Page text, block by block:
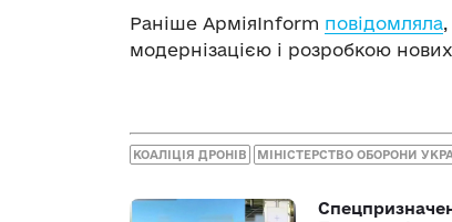
Раніше АрміяInform повідомляла
модернізацією і розробкою
КОАЛІЦІЯ ДРОНІВ МІНІСТЕРСТВО ОБОРОНИ